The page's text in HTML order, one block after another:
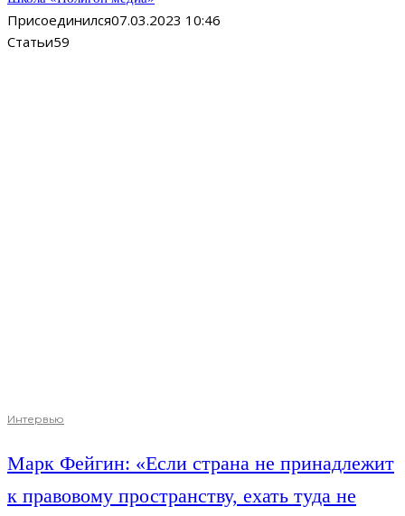
Присоединился07.03.2023 10:46
Статьи59
Интервью
Марк Фейгин: «Если страна не принадлежит
к правовому пространству, ехать туда не